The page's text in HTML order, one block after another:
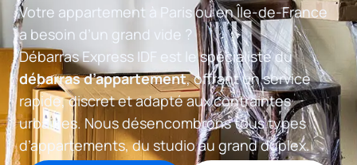
Votre appartement à Paris ou en Île-de-France
a besoin d’un grand vide ?
Débarras Express IDF est le spécialiste du
débarras d’appartement, offrant un service
rapide, discret et adapté aux contraintes
urbaines. Nous désencombrons tous types
d’appartements, du studio au grand duplex.